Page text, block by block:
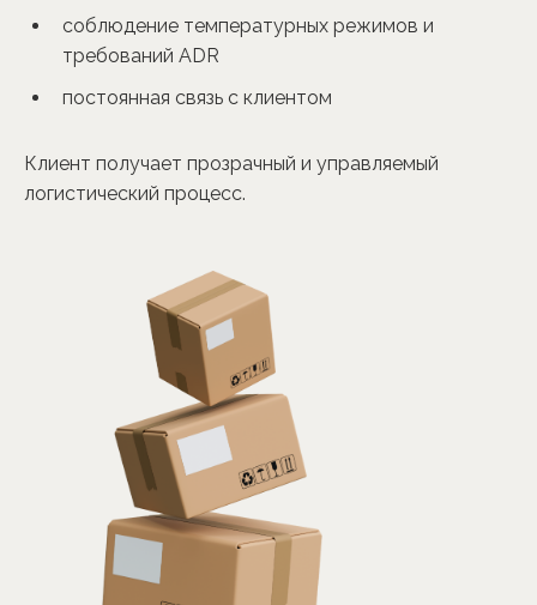
соблюдение температурных режимов и
требований ADR
постоянная связь с клиентом
Клиент получает прозрачный и управляемый
логистический процесс.